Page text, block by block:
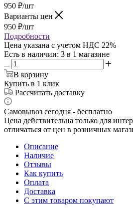
950 ₽/шт
Варианты цен
950 ₽/шт
Подробности
Цена указана с учетом НДС 22%
Есть в наличии: 3 в 1 магазине
В корзину
Купить в 1 клик
Рассчитать доставку
Самовывоз сегодня - бесплатно
Цена действительна только для
отличаться от цен в розничных
Описание
Наличие
Отзывы
Как купить
Оплата
Доставка
С этим товаром покупают